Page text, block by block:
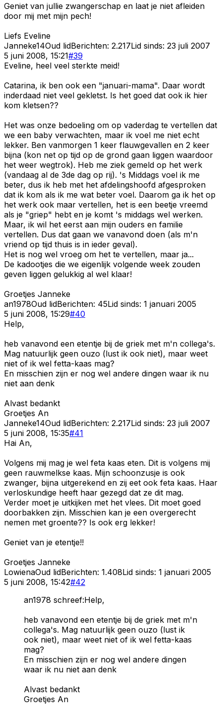
Geniet van jullie zwangerschap en laat je niet afleiden
door mij met mijn pech!
Liefs Eveline
Janneke14Oud lidBerichten: 2.217Lid sinds: 23 juli 2007
5 juni 2008, 15:21#39
Eveline, heel veel sterkte meid!
Catarina, ik ben ook een "januari-mama". Daar wordt
inderdaad niet veel gekletst. Is het goed dat ook ik hier
kom kletsen??
Het was onze bedoeling om op vaderdag te vertellen dat
we een baby verwachten, maar ik voel me niet echt
lekker. Ben vanmorgen 1 keer flauwgevallen en 2 keer
bijna (kon net op tijd op de grond gaan liggen waardoor
het weer wegtrok). Heb me ziek gemeld op het werk
(vandaag al de 3de dag op rij). 's Middags voel ik me
beter, dus ik heb met het afdelingshoofd afgesproken
dat ik kom als ik me wat beter voel. Daarom ga ik het op
het werk ook maar vertellen, het is een beetje vreemd
als je "griep" hebt en je komt 's middags wel werken.
Maar, ik wil het eerst aan mijn ouders en familie
vertellen. Dus dat gaan we vanavond doen (als m'n
vriend op tijd thuis is in ieder geval).
Het is nog wel vroeg om het te vertellen, maar ja...
De kadootjes die we eigenlijk volgende week zouden
geven liggen gelukkig al wel klaar!
Groetjes Janneke
an1978Oud lidBerichten: 45Lid sinds: 1 januari 2005
5 juni 2008, 15:29#40
Help,
heb vanavond een etentje bij de griek met m'n collega's.
Mag natuurlijk geen ouzo (lust ik ook niet), maar weet
niet of ik wel fetta-kaas mag?
En misschien zijn er nog wel andere dingen waar ik nu
niet aan denk
Alvast bedankt
Groetjes An
Janneke14Oud lidBerichten: 2.217Lid sinds: 23 juli 2007
5 juni 2008, 15:35#41
Hai An,
Volgens mij mag je wel feta kaas eten. Dit is volgens mij
geen rauwmelkse kaas. Mijn schoonzusje is ook
zwanger, bijna uitgerekend en zij eet ook feta kaas. Haar
verloskundige heeft haar gezegd dat ze dit mag.
Verder moet je uitkijken met het vlees. Dit moet goed
doorbakken zijn. Misschien kan je een overgerecht
nemen met groente?? Is ook erg lekker!
Geniet van je etentje!!
Groetjes Janneke
LowienaOud lidBerichten: 1.408Lid sinds: 1 januari 2005
5 juni 2008, 15:42#42
an1978 schreef:Help,
heb vanavond een etentje bij de griek met m'n
collega's. Mag natuurlijk geen ouzo (lust ik
ook niet), maar weet niet of ik wel fetta-kaas
mag?
En misschien zijn er nog wel andere dingen
waar ik nu niet aan denk
Alvast bedankt
Groetjes An